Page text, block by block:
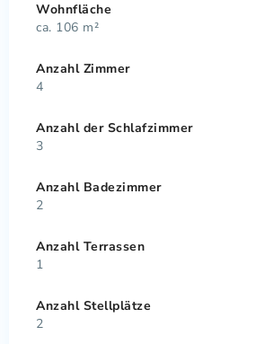
Wohnfläche
ca. 106 m²
Anzahl Zimmer
4
Anzahl der Schlafzimmer
3
Anzahl Badezimmer
2
Anzahl Terrassen
1
Anzahl Stellplätze
2